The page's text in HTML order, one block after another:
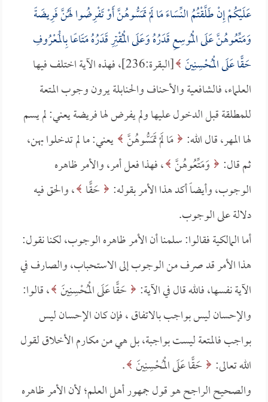
عَلَيْكُمْ إِنْ طَلَّقْتُمُ النِّسَاءَ مَا لَمْ تَمَسُّوهُنَّ أَوْ تَفْرِضُوا لَهُنَّ فَرِيضَةً
وَمَتِّعُوهُنَّ عَلَى الْمُوسِعِ قَدَرُهُ وَعَلَى الْمُقْتِرِ قَدَرُهُ مَتَاعًا بِالْمَعْرُوفِ
حَقًّا عَلَى الْمُحْسِنِينَ
[البقرة:236]، فهذه الآية اختلف فيها
العلماء، فالشافعية والأحناف والحنابلة يرون وجوب المتعة
للمطلقة قبل الدخول عليها ولم يفرض لها فريضة يعني: لم يسم
لها المهر، قال الله: مَا لَمْ تَمَسُّوهُنَّ
يعني: ما لم تدخلوا بهن،
ثم قال:
وَمَتِّعُوهُنَّ ، فهذا فعل أمر، والأمر ظاهره
الوجوب، وأيضاً أكد هذا الأمر بقوله:
حَقًّا ، والحق فيه
دلالة على الوجوب.
أما المالكية فقالوا: سلمنا أن الأمر ظاهره الوجوب، لكنا نقول:
هذا الأمر قد صرف من الوجوب إلى الاستحباب، والصارف في
الآية نفسها، فالله قال في الآية:
حَقًّا عَلَى الْمُحْسِنِينَ ، قالوا:
والإحسان ليس بواجب بالاتفاق ، فإن كان الإحسان ليس
بواجب فالمتعة ليست بواجبة، بل هي من مكارم الأخلاق لقول
الله تعالى:
حَقًّا عَلَى الْمُحْسِنِينَ .
والصحيح الراجح هو قول جمهور أهل العلم؛ لأن الأمر ظاهره